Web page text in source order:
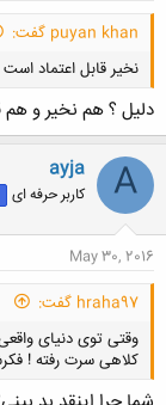
puyan khan گفت:
نخیر قابل اعتماد است
دلیل ؟ هم نخیر و هم
A
ayja
کاربر حرفه ای
May 30, 2016
hraha97 گفت:
وقتی توی دنیای
کلاهی سرت رفته !